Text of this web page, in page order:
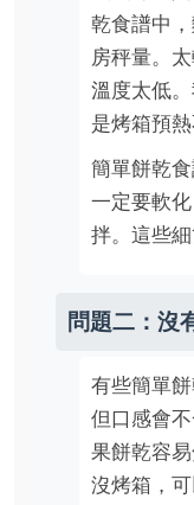
乾食譜中
房秤量。
溫度太低
是烤箱預熱
簡單餅乾
一定要軟
拌。這些
問題二：沒
有些簡單
但口感會
果餅乾容
沒烤箱，